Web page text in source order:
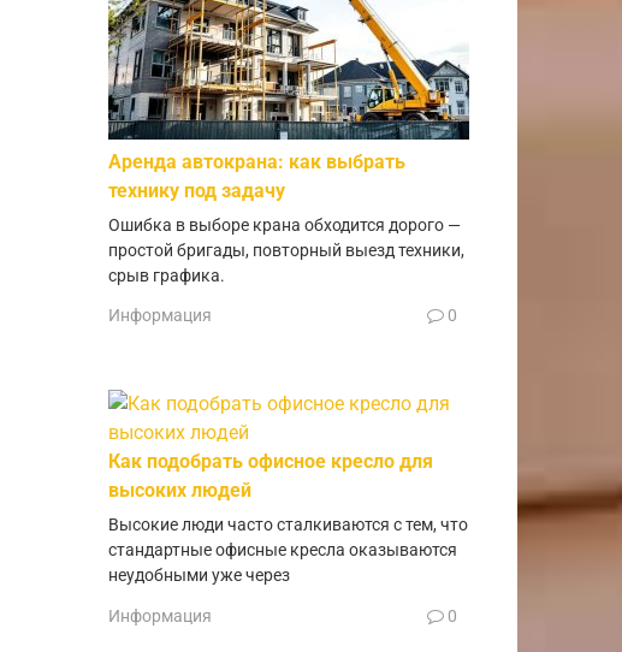
Аренда автокрана: как выбрать
технику под задачу
Ошибка в выборе крана обходится дорого —
простой бригады, повторный выезд техники,
срыв графика.
Информация 0
Как подобрать офисное кресло для
высоких людей
Высокие люди часто сталкиваются с тем, что
стандартные офисные кресла оказываются
неудобными уже через
Информация 0